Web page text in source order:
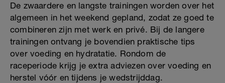
De zwaardere en langste trainingen worden over het
algemeen in het weekend gepland, zodat ze goed te
combineren zijn met werk en privé. Bij de langere
trainingen ontvang je bovendien praktische tips
over voeding en hydratatie. Rondom de
raceperiode krijg je extra adviezen over voeding en
herstel vóór en tijdens je wedstrijddag.